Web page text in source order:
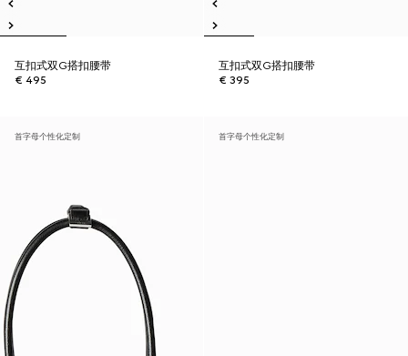
互扣式双G搭扣腰带
€ 495
互扣式双G搭扣腰带
€ 395
首字母个性化定制 首字母个性化定制